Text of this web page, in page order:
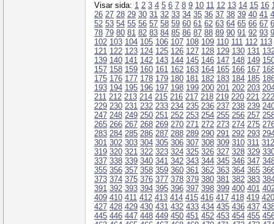
Visar sida: 1 2 3 4 5 6 7 8 9 10 11 12 13 14 15 16
26 27 28 29 30 31 32 33 34 35 36 37 38 39 40 41
52 53 54 55 56 57 58 59 60 61 62 63 64 65 66 67
78 79 80 81 82 83 84 85 86 87 88 89 90 91 92 93
102 103 104 105 106 107 108 109 110 111 112 113
121 122 123 124 125 126 127 128 129 130 131
139 140 141 142 143 144 145 146 147 148 149
157 158 159 160 161 162 163 164 165 166 167
175 176 177 178 179 180 181 182 183 184 185
193 194 195 196 197 198 199 200 201 202 203
211 212 213 214 215 216 217 218 219 220 221 222
229 230 231 232 233 234 235 236 237 238 239
247 248 249 250 251 252 253 254 255 256 257
265 266 267 268 269 270 271 272 273 274 275
283 284 285 286 287 288 289 290 291 292 293
301 302 303 304 305 306 307 308 309 310 311 312
319 320 321 322 323 324 325 326 327 328 329
337 338 339 340 341 342 343 344 345 346 347
355 356 357 358 359 360 361 362 363 364 365
373 374 375 376 377 378 379 380 381 382 383
391 392 393 394 395 396 397 398 399 400 401
409 410 411 412 413 414 415 416 417 418 419 420
427 428 429 430 431 432 433 434 435 436 437
445 446 447 448 449 450 451 452 453 454 455